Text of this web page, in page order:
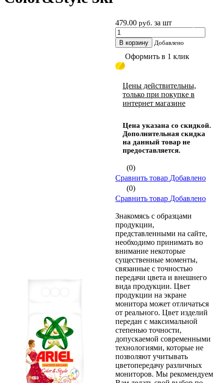
479.00 руб. за шт
Стиральные порошки 3 кг
В корзину Добавлено
Оформить в 1 клик
Цены действительны,
только при покупке в
интернет магазине
Цена указана со скидкой.
Дополнительная скидка
на данный товар не
предоставляется.
(0)
Сравнить товар Добавлено
(0)
Сравнить товар Добавлено
Знакомясь с образцами
продукции,
представленными на сайте,
необходимо принимать во
внимание некоторые
существенные моменты,
связанные с точностью
передачи цвета и внешнего
вида продукции. Цвет
продукции на экране
монитора может отличаться
от реального. Цвет изделий
передан с максимальной
степенью точности,
допускаемой современными
технологиями, которые не
позволяют учитывать
цветопередачу различных
мониторов. Мы рекомендуем